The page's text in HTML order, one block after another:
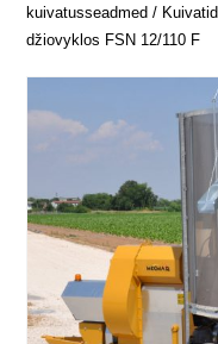
kuivatusseadmed / Kuivatid
džiovyklos FSN 12/110 F